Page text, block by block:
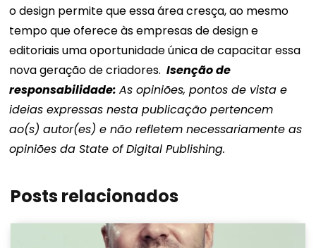
o design permite que essa área cresça, ao mesmo
tempo que oferece às empresas de design e
editoriais uma oportunidade única de capacitar essa
nova geração de criadores. Isenção de
responsabilidade:As opiniões, pontos de vista e
ideias expressas nesta publicação pertencem
ao(s) autor(es) e não refletem necessariamente as
opiniões da State of Digital Publishing.
Posts relacionados